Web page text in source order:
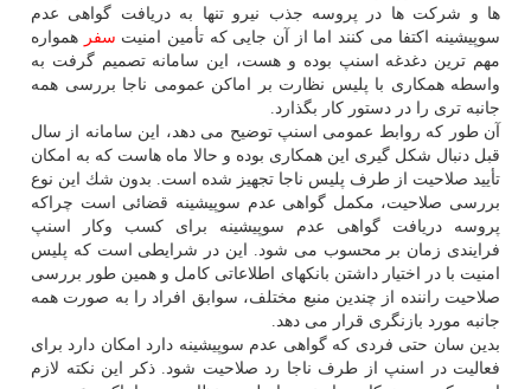
ها و شركت ها در پروسه جذب نیرو تنها به دریافت گواهی عدم
سوپیشینه اكتفا می كنند اما از آن جایی كه تأمین امنیت سفر همواره
مهم ترین دغدغه اسنپ بوده و هست، این سامانه تصمیم گرفت به
واسطه همكاری با پلیس نظارت بر اماكن عمومی ناجا بررسی همه
جانبه تری را در دستور كار بگذارد.
آن طور كه روابط عمومی اسنپ توضیح می دهد، این سامانه از سال
قبل دنبال شكل گیری این همكاری بوده و حالا ماه هاست كه به امكان
تأیید صلاحیت از طرف پلیس ناجا تجهیز شده است. بدون شك این نوع
بررسی صلاحیت، مكمل گواهی عدم سوپیشینه قضائی است چراكه
پروسه دریافت گواهی عدم سوپیشینه برای كسب وكار اسنپ
فرایندی زمان بر محسوب می شود. این در شرایطی است كه پلیس
امنیت با در اختیار داشتن بانكهای اطلاعاتی كامل و همین طور بررسی
صلاحیت راننده از چندین منبع مختلف، سوابق افراد را به صورت همه
جانبه مورد بازنگری قرار می دهد.
بدین سان حتی فردی كه گواهی عدم سوپیشینه دارد امكان دارد برای
فعالیت در اسنپ از طرف ناجا رد صلاحیت شود. ذكر این نكته لازم